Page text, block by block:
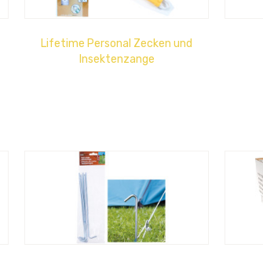
Lifetime Personal Zecken und
Insektenzange